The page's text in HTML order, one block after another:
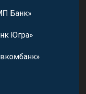
Банк»
Югра»